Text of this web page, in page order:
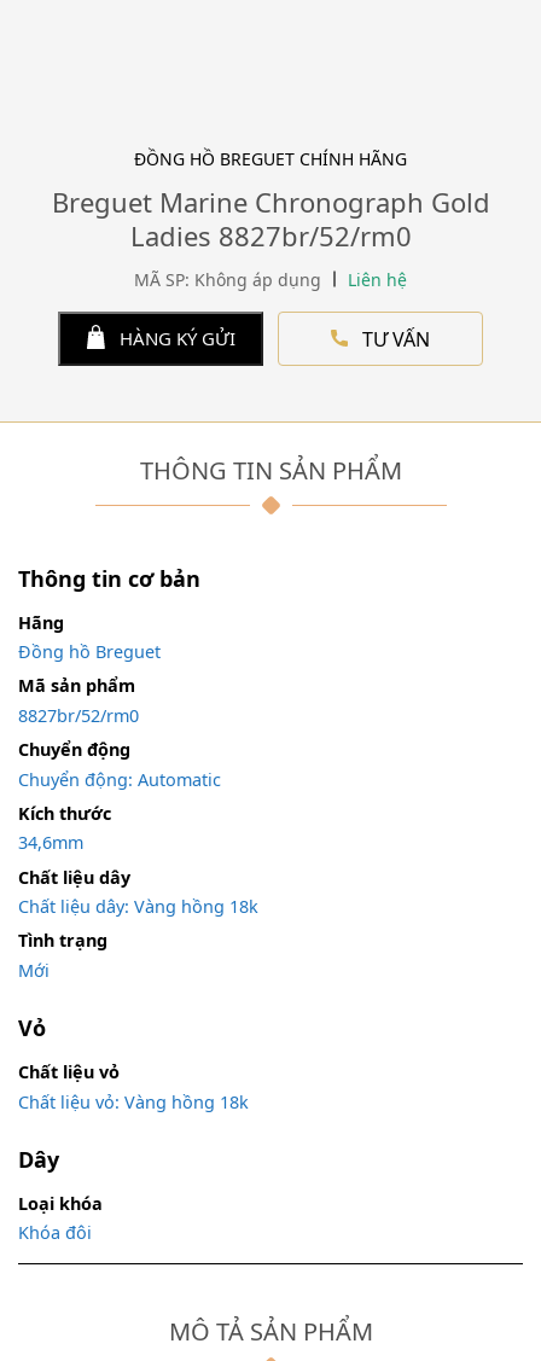
ĐỒNG HỒ BREGUET CHÍNH HÃNG
Breguet Marine Chronograph Gold
Ladies 8827br/52/rm0
MÃ SP: Không áp dụng Liên hệ
HÀNG KÝ GỬI TƯ VẤN
MÔ TẢ SẢN PHẨM
THÔNG TIN SẢN PHẨM
Thông tin cơ bản
Hãng
Đồng hồ Breguet
Mã sản phẩm
8827br/52/rm0
Chuyển động
Chuyển động: Automatic
Kích thước
34,6mm
Chất liệu dây
Chất liệu dây: Vàng hồng 18k
Tình trạng
Mới
Vỏ
Chất liệu vỏ
Chất liệu vỏ: Vàng hồng 18k
Dây
Loại khóa
Khóa đôi